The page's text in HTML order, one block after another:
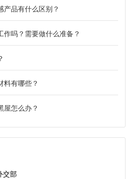
产品有什么区别？
作吗？需要做什么准备？
料有哪些？
屋怎么办？
交部